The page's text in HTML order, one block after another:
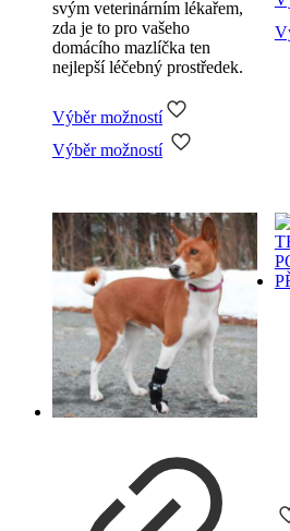
svým veterinárním lékařem,
zda je to pro vašeho
domácího mazlíčka ten
nejlepší léčebný prostředek.
Výběr možností
Výběr možností
Tento
produkt
variant.
Možnosti
lze
vybrat
na
stránce
produktu